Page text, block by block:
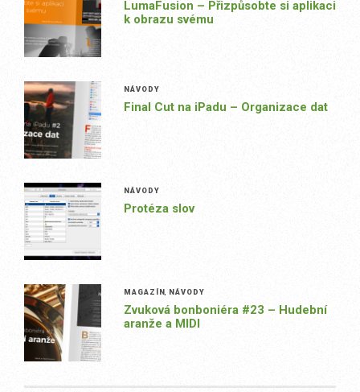
LumaFusion – Přizpůsobte si aplikaci
k obrazu svému
NÁVODY
Final Cut na iPadu – Organizace dat
NÁVODY
Protéza slov
MAGAZÍN NÁVODY
Zvuková bonboniéra #23 – Hudební
aranže a MIDI